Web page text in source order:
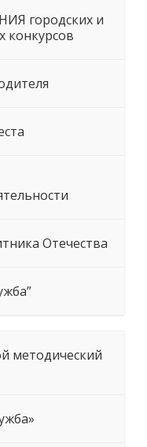
городских и
конкурсов
Отечества
методический